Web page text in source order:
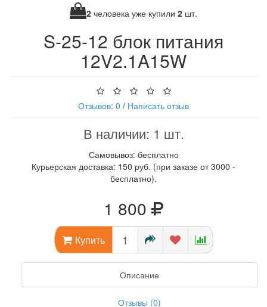
2 человека уже купили 2 шт.
S-25-12 блок питания
12V2.1A15W
Отзывов: 0 / Написать отзыв
В наличии: 1 шт.
Самовывоз: бесплатно
Курьерская доставка: 150 руб. (при заказе от 3000 -
бесплатно).
1 800
Купить
Описание
Отзывы (0)